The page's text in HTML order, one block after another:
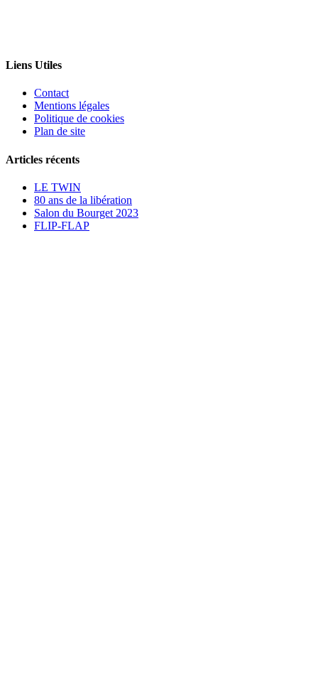
Liens Utiles
Contact
Mentions légales
Politique de cookies
Plan de site
Articles récents
LE TWIN
80 ans de la libération
Salon du Bourget 2023
FLIP-FLAP